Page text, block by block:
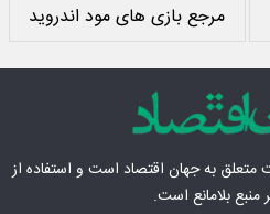
مرجع بازی های مود اندروید
متعلق بهجهان اقتصاد است و استفاده از
منبع بلامانع است.